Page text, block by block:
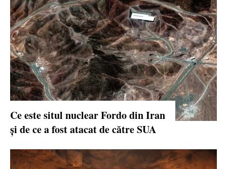
Ce este situl nuclear Fordo din Iran
și de ce a fost atacat de către SUA